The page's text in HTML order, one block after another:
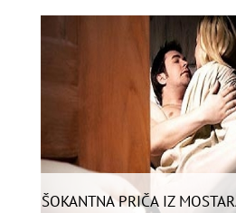
ŠOKANTNA PRIČA IZ